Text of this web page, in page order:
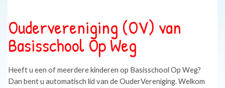
Oudervereniging (OV) van
Basisschool Op Weg
Heeft u een of meerdere kinderen op Basisschool Op Weg?
Dan bent u automatisch lid van de OuderVereniging. Welkom